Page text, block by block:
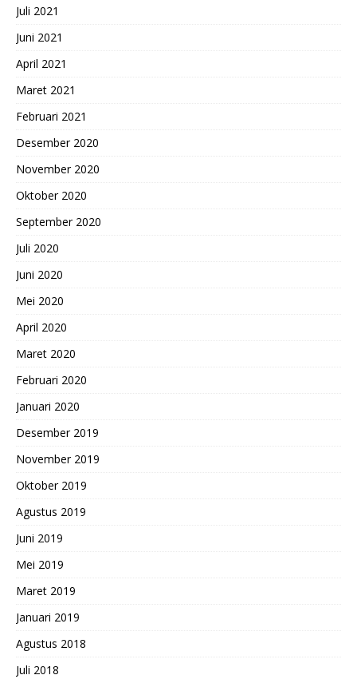
Juli 2021
Juni 2021
April 2021
Maret 2021
Februari 2021
Desember 2020
November 2020
Oktober 2020
September 2020
Juli 2020
Juni 2020
Mei 2020
April 2020
Maret 2020
Februari 2020
Januari 2020
Desember 2019
November 2019
Oktober 2019
Agustus 2019
Juni 2019
Mei 2019
Maret 2019
Januari 2019
Agustus 2018
Juli 2018